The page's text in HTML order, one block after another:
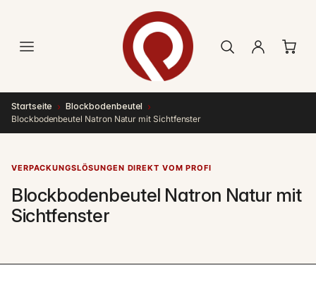
Startseite › Blockbodenbeutel ›
Blockbodenbeutel Natron Natur mit Sichtfenster
VERPACKUNGSLÖSUNGEN DIREKT VOM PROFI
Blockbodenbeutel Natron Natur mit
Sichtfenster